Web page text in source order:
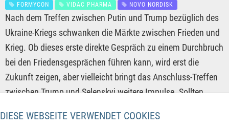
DIESE WEBSEITE VERWENDET COOKIES
FORMYCON VIDAC PHARMA NOVO NORDISK
Nach dem Treffen zwischen Putin und Trump bezüglich des
Ukraine-Kriegs schwanken die Märkte zwischen Frieden und
Krieg. Ob dieses erste direkte Gespräch zu einem Durchbruch
bei den Friedensgesprächen führen kann, wird erst die
Zukunft zeigen, aber vielleicht bringt das Anschluss-Treffen
zwischen Trump und Selenskyj weitere Impulse. Sollten
Rüstungsaktien kurzfristig deutlich an Boden verlieren,